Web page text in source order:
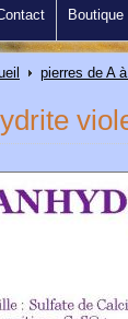
Boutique
pierres de A